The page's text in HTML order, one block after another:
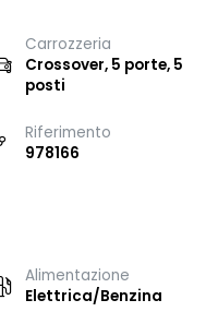
Carrozzeria
Crossover, 5 porte, 5
posti
Riferimento
978166
Alimentazione
Elettrica/Benzina